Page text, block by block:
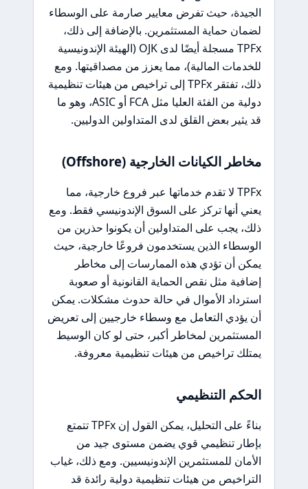
الجيدة، حيث تفرض معايير صارمة على الوسطاء
لضمان حماية المستثمرين. بالإضافة إلى ذلك،
TPFx مسجلة أيضًا لدى OJK (الهيئة الإندونيسية
للخدمات المالية)، مما يعزز من مصداقيتها. ومع
ذلك، تفتقر TPFx إلى تراخيص من هيئات تنظيمية
دولية من الفئة العليا مثل FCA أو ASIC، وهو ما
قد يثير بعض القلق لدى المتداولين الدوليين.
مخاطر الكيانات الخارجية (Offshore)
TPFx لا تقدم خدماتها عبر فروع خارجية، مما
يعني أنها تركز على السوق الإندونيسي فقط. ومع
ذلك، يجب على المتداولين أن يكونوا حذرين من
الوسطاء الذين يستخدمون فروعًا خارجية، حيث
يمكن أن تؤدي هذه الممارسات إلى مخاطر
إضافية مثل نقص الحماية القانونية أو صعوبة
استرداد الأموال في حالة حدوث مشكلات. يمكن
أن يؤدي التعامل مع وسطاء خارجيين إلى تعريض
المستثمرين لمخاطر أكبر، حتى لو كان الوسيط
يمتلك تراخيص من هيئات تنظيمية معروفة.
الحكم التنظيمي
بناءً على التحليل، يمكن القول إن TPFx تتمتع
بإطار تنظيمي قوي يضمن مستوى جيد من
الأمان للمستثمرين الإندونيسيين. ومع ذلك، غياب
التراخيص من هيئات تنظيمية دولية رائدة قد